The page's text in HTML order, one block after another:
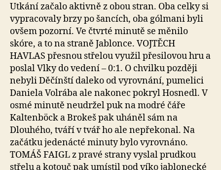
Utkání začalo aktivně z obou stran. Oba celky si
vypracovaly brzy po šancích, oba gólmani byli
ovšem pozorní. Ve čtvrté minutě se měnilo
skóre, a to na straně Jablonce. VOJTĚCH
HAVLAS přesnou střelou využil přesilovou hru a
poslal Vlky do vedení – 0:1. O chvilku později
nebyli Děčínští daleko od vyrovnání, pumelici
Daniela Volrába ale nakonec pokryl Hosnedl. V
osmé minutě neudržel puk na modré čáře
Kaltenböck a Brokeš pak uháněl sám na
Dlouhého, tváří v tvář ho ale nepřekonal. Na
začátku jedenácté minuty bylo vyrovnáno.
TOMÁŠ FAIGL z pravé strany vyslal prudkou
střelu a kotouč pak umístil pod víko jablonecké